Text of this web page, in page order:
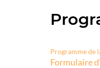
Programme de
Formulaire